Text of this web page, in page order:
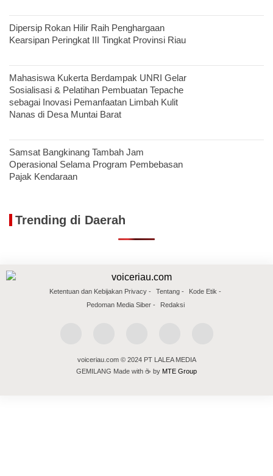
Dipersip Rokan Hilir Raih Penghargaan
Kearsipan Peringkat III Tingkat Provinsi Riau
Mahasiswa Kukerta Berdampak UNRI Gelar
Sosialisasi & Pelatihan Pembuatan Tepache
sebagai Inovasi Pemanfaatan Limbah Kulit
Nanas di Desa Muntai Barat
Samsat Bangkinang Tambah Jam
Operasional Selama Program Pembebasan
Pajak Kendaraan
Trending di Daerah
Ketentuan dan Kebijakan Privacy Tentang
Kode Etik
Pedoman Media Siber
Redaksi
voiceriau.com © 2024 PT LALEA MEDIA
GEMILANG Made with ☕ by MTE Group